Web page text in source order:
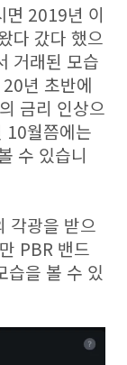
면 2019년 이
다 갔다 했으
거래된 모습
년 초반에
금리 인상으
10월쯤에는
수 있습니
각광을 받으
PBR 밴드
습을 볼 수 있